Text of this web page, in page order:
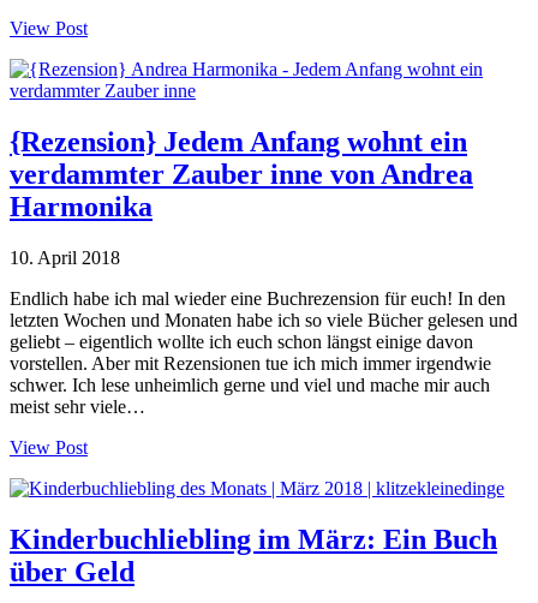
View Post
{Rezension} Jedem Anfang wohnt ein
verdammter Zauber inne von Andrea
Harmonika
10. April 2018
Endlich habe ich mal wieder eine Buchrezension für euch! In den
letzten Wochen und Monaten habe ich so viele Bücher gelesen und
geliebt – eigentlich wollte ich euch schon längst einige davon
vorstellen. Aber mit Rezensionen tue ich mich immer irgendwie
schwer. Ich lese unheimlich gerne und viel und mache mir auch
meist sehr viele…
View Post
Kinderbuchliebling im März: Ein Buch
über Geld